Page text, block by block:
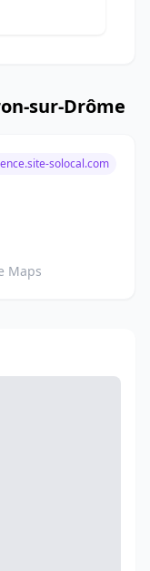
sur-Drôme
solocal.com
Maps